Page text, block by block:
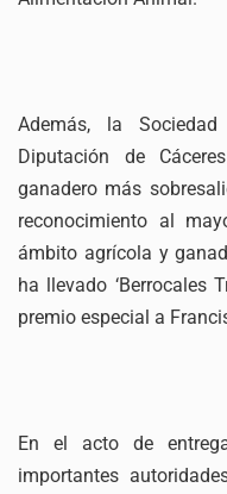
Además, la
Diputación de
ganadero más
reconocimiento al
ámbito agrícola y
ha llevado ‘Berrocales
premio especial a
En el acto de
importantes